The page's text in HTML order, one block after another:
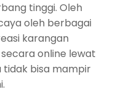
tinggi. Oleh
oleh berbagai
karangan
online lewat
tidak bisa mampir